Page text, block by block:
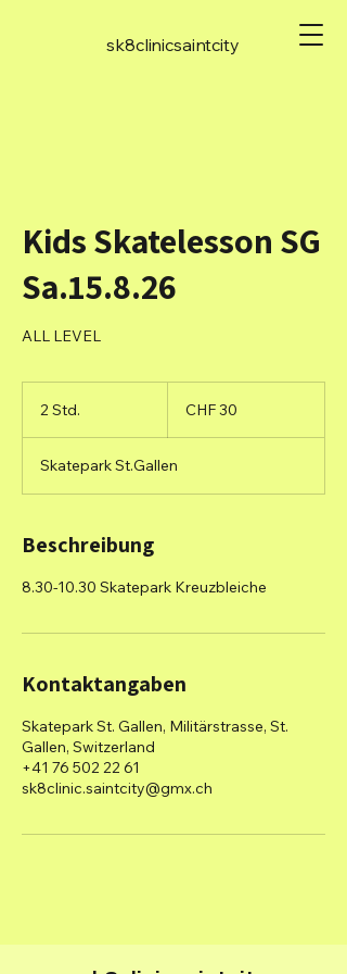
sk8clinicsaintcity
Kids Skatelesson SG
Sa.15.8.26
ALL LEVEL
2 Std.
d
.
Franken
CHF 30
Skatepark St.Gallen
Beschreibung
8.30-10.30 Skatepark Kreuzbleiche
Kontaktangaben
Skatepark St. Gallen, Militärstrasse, St.
Gallen, Switzerland
+41 76 502 22 61
sk8clinic.saintcity@gmx.ch